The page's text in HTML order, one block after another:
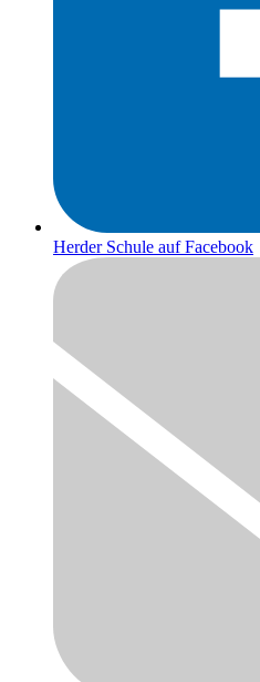
Herder Schule auf Facebook